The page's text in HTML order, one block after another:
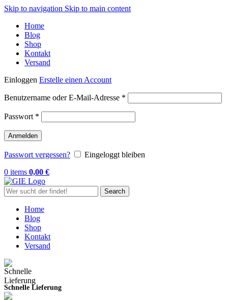
Skip to navigation Skip to main content
Home
Blog
Shop
Kontakt
Versand
Einloggen Erstelle einen Account
Benutzername oder E-Mail-Adresse *
Passwort *
Anmelden
Passwort vergessen?
Eingeloggt bleiben
0 items 0,00 €
Search
Home
Blog
Shop
Kontakt
Versand
Schnelle Lieferung